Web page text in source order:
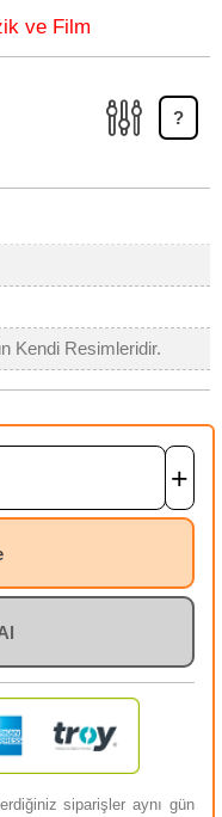
ve Film
?
Kendi Resimleridir.
+
siparişler aynı gün